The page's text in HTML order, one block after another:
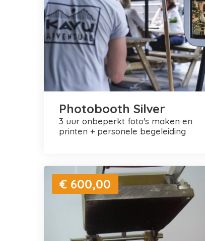
Photobooth Silver
3 uur onbeperkt foto's maken en
printen + personele begeleiding
€ 600,00